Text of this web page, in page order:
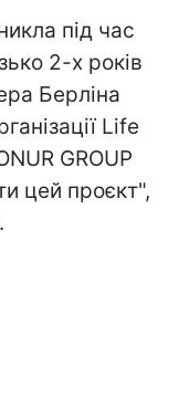
під час
2-х років
Берліна
Life
GROUP
цей проєкт",